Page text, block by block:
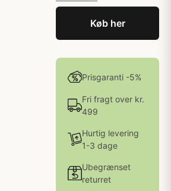
Køb her
Prisgaranti -5%
Fri fragt over kr.
499
Hurtig levering
1-3 dage
Ubegrænset
returret